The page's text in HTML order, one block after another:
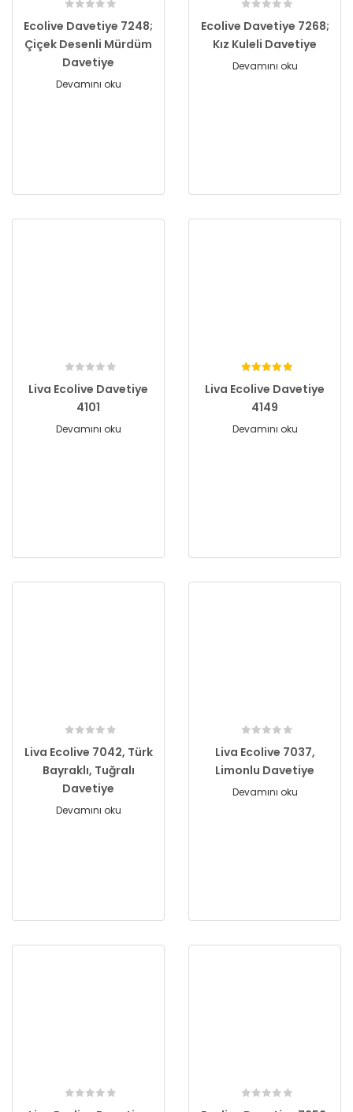
Ecolive Davetiye 7248;
Çiçek Desenli Mürdüm
Davetiye
Devamını oku
Ecolive Davetiye 7268;
Kız Kuleli Davetiye
Devamını oku
Liva Ecolive Davetiye
4101
Devamını oku
Liva Ecolive Davetiye
4149
Devamını oku
Liva Ecolive 7042, Türk
Bayraklı, Tuğralı
Davetiye
Devamını oku
Liva Ecolive 7037,
Limonlu Davetiye
Devamını oku